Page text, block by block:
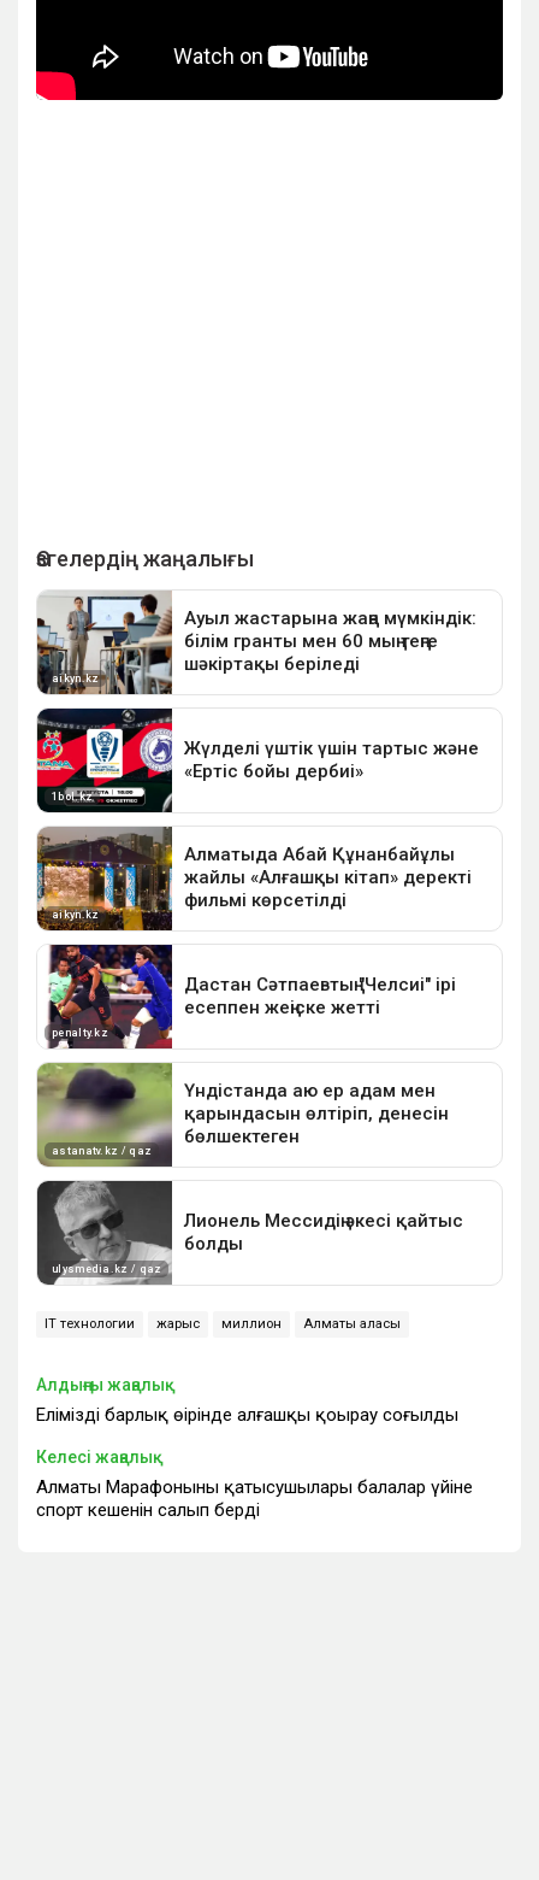
IT технологии жарыс миллион Алматы қаласы
Алдыңғы жаңалық
Еліміздің барлық өңірінде алғашқы қоңырау соғылды
Келесі жаңалық
Алматы Марафонының қатысушылары балалар үйіне
спорт кешенін салып берді